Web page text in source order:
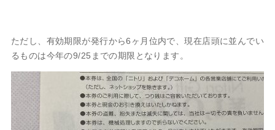
ただし、有効期限が発行から6ヶ月位内で、現在店頭に並んでい
るものは今年の9/25までの期限となります。